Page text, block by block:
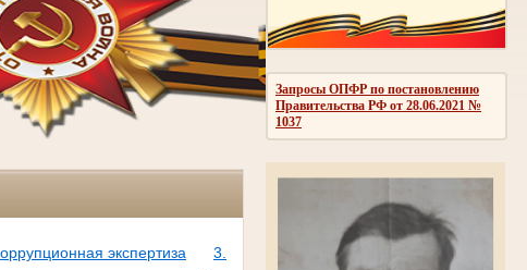
Запросы ОПФР по постановлению
Правительства РФ от 28.06.2021 №
1037
экспертиза
3.